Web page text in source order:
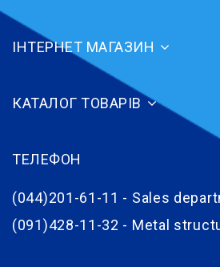
ІНТЕРНЕТ МАГАЗИН
КАТАЛОГ ТОВАРІВ
ТЕЛЕФОН
(044)201-61-11 - Sales
(091)428-11-32 - Metal